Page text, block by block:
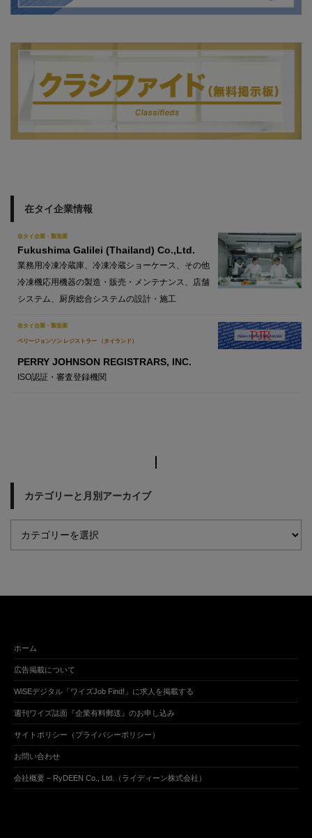
在タイ企業情報
在タイ企業・製造業
Fukushima Galilei (Thailand) Co.,Ltd.
業務用冷凍冷蔵庫、冷凍冷蔵ショーケース、その他
冷凍機応用機器の製造・販売・メンテナンス、店舗
システム、厨房総合システムの設計・施工
在タイ企業・製造業
ペリージョンソン レジストラー （タイランド）
PERRY JOHNSON REGISTRARS, INC.
ISO認証・審査登録機関
カテゴリーと月別アーカイブ
ホーム
広告掲載について
WiSEデジタル「ワイズJob Find!」に求人を掲載する
週刊ワイズ誌面『企業有料郵送』のお申し込み
サイトポリシー（プライバシーポリシー）
お問い合わせ
会社概要 – RyDEEN Co., Ltd.（ライディーン株式会社）